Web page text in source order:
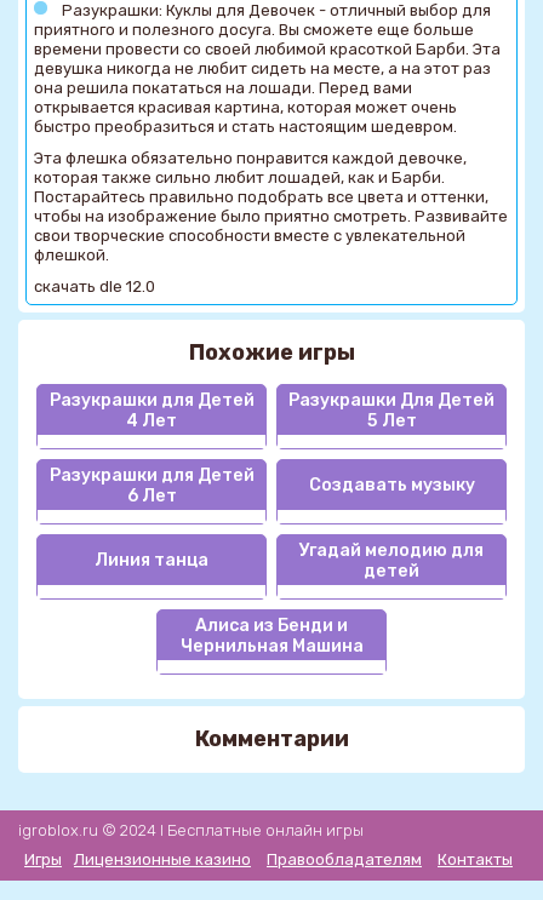
Разукрашки: Куклы для Девочек - отличный выбор для
приятного и полезного досуга. Вы сможете еще больше
времени провести со своей любимой красоткой Барби. Эта
девушка никогда не любит сидеть на месте, а на этот раз
она решила покататься на лошади. Перед вами
открывается красивая картина, которая может очень
быстро преобразиться и стать настоящим шедевром.
Эта флешка обязательно понравится каждой девочке,
которая также сильно любит лошадей, как и Барби.
Постарайтесь правильно подобрать все цвета и оттенки,
чтобы на изображение было приятно смотреть. Развивайте
свои творческие способности вместе с увлекательной
флешкой.
скачать dle 12.0
Похожие игры
Разукрашки для Детей
4 Лет
Разукрашки Для Детей
5 Лет
Разукрашки для Детей
6 Лет
Создавать музыку
Линия танца
Угадай мелодию для
детей
Алиса из Бенди и
Чернильная Машина
Комментарии
igroblox.ru © 2024 l Бесплатные онлайн игры
Игры
Лицензионные казино Правообладателям Контакты